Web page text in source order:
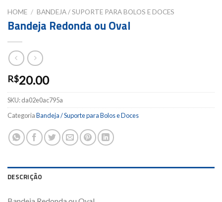
HOME / BANDEJA / SUPORTE PARA BOLOS E DOCES
Bandeja Redonda ou Oval
R$20.00
SKU:da02e0ac795a
CategoriaBandeja / Suporte para Bolos e Doces
DESCRIÇÃO